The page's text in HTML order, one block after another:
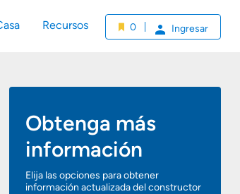
Recursos 0 Ingresar
Obtenga más
información
Elija las opciones para obtener
información actualizada del constructor